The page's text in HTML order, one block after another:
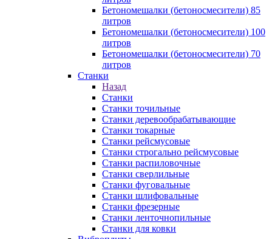
Бетономешалки (бетоносмесители) 85
литров
Бетономешалки (бетоносмесители) 100
литров
Бетономешалки (бетоносмесители) 70
литров
Станки
Назад
Станки
Станки точильные
Станки деревообрабатывающие
Станки токарные
Станки рейсмусовые
Станки строгально рейсмусовые
Станки распиловочные
Станки сверлильные
Станки фуговальные
Станки шлифовальные
Станки фрезерные
Станки ленточнопильные
Станки для ковки